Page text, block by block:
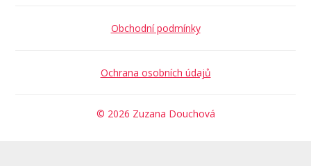
Obchodní podmínky
Ochrana osobních údajů
© 2026 Zuzana Douchová